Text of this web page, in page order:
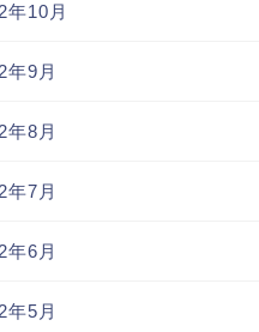
年10月
年9月
年8月
年7月
年6月
年5月